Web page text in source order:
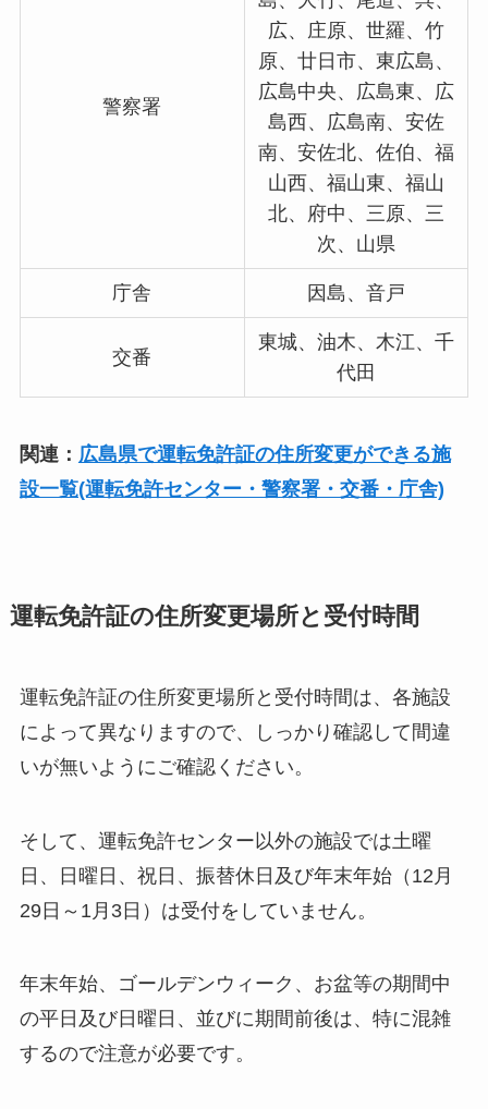
警察署
広、庄原、世羅、竹
原、廿日市、東広島、
広島中央、広島東、広
島西、広島南、安佐
南、安佐北、佐伯、福
山西、福山東、福山
北、府中、三原、三
次、山県
庁舎 因島、音戸
交番
東城、油木、木江、千
代田
関連： 広島県で運転免許証の住所変更ができる施
設一覧(運転免許センター・警察署・交番・庁舎)
運転免許証の住所変更場所と受付時間
運転免許証の住所変更場所と受付時間は、各施設
によって異なりますので、しっかり確認して間違
いが無いようにご確認ください。
そして、運転免許センター以外の施設では土曜
日、日曜日、祝日、振替休日及び年末年始（12月
29日～1月3日）は受付をしていません。
年末年始、ゴールデンウィーク、お盆等の期間中
の平日及び日曜日、並びに期間前後は、特に混雑
するので注意が必要です。